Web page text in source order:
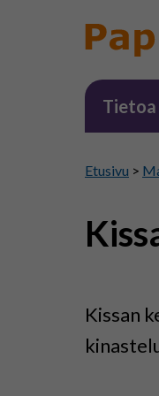
Tietoa
Etusivu >
Kissan